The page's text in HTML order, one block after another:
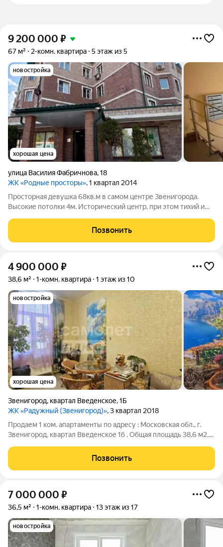
9 200 000 ₽
67 м² 2-комн. квартира 5 этаж из 5
новостройка
хорошая цена
улица Василия Фабричнова,18
ЖК «Родные просторы», 1 квартал 2014
Просторная девушка 68кв.м в самом центре Звенигорода.
Высокие потолки 4м. Исторический центр, при этом тихий и
стоматология, кофейни, бани, кафе в 1 минуте ходьбы. В 5
минутах ходьбы рестран
Позвонить
4 900 000 ₽
38,6 м² 1-комн. квартира 1 этаж из 10
новостройка
хорошая цена
Звенигород, квартал Введенское,1Б
ЖК «Радужный (Звенигород)», 3 квартал 2018
Продаем 1 ком. апартаменты по адресу : Московская обл., г.
Звенигород, квартал Введенское 1б . Общая площадь 38,6 м2,
совмещённый. Окна выходят во двор, где располагаются
детская и
Позвонить
7 000 000 ₽
36,5 м² 1-комн. квартира 13 этаж из 17
новостройка